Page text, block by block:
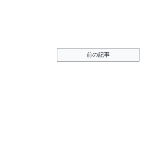
前の記事